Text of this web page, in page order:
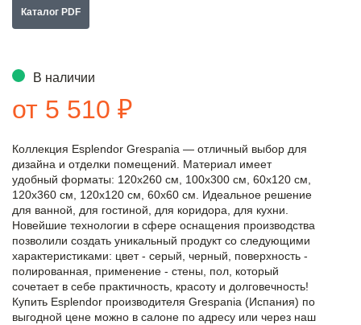
Каталог PDF
В наличии
от 5 510 ₽
Коллекция Esplendor Grespania — отличный выбор для
дизайна и отделки помещений. Материал имеет
удобный форматы: 120x260 см, 100x300 см, 60x120 см,
120x360 см, 120x120 см, 60x60 см. Идеальное решение
для ванной, для гостиной, для коридора, для кухни.
Новейшие технологии в сфере оснащения производства
позволили создать уникальный продукт со следующими
характеристиками: цвет - серый, черный, поверхность -
полированная, применение - стены, пол, который
сочетает в себе практичность, красоту и долговечность!
Купить Esplendor производителя Grespania (Испания) по
выгодной цене можно в салоне по адресу или через наш